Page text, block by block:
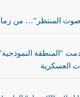
المنتظر"… من
"المنطقة
العسكرية